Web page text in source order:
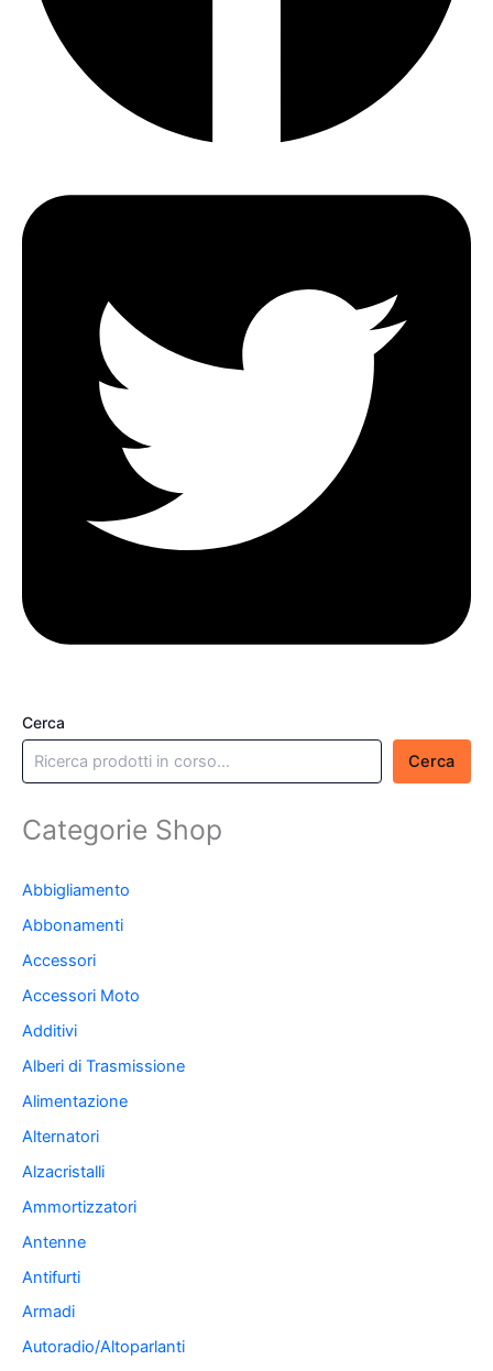
Cerca
Cerca
Categorie Shop
Abbigliamento
Abbonamenti
Accessori
Accessori Moto
Additivi
Alberi di Trasmissione
Alimentazione
Alternatori
Alzacristalli
Ammortizzatori
Antenne
Antifurti
Armadi
Autoradio/Altoparlanti